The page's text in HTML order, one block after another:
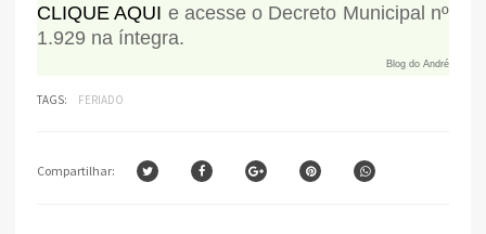
CLIQUE AQUI e acesse o Decreto Municipal nº
1.929 na íntegra.
Blog do André
TAGS: FERIADO
Compartilhar: